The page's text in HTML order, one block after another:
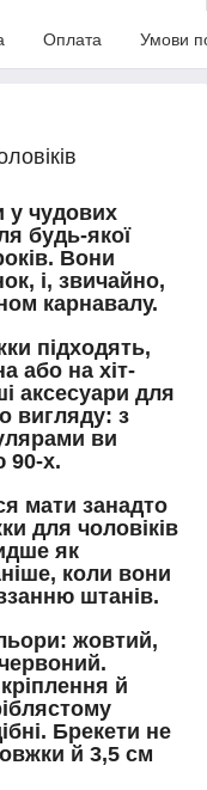
Оплата Умови
у чудових
будь-якої
Вони
і, звичайно,
карнавалу.
підходять,
або на хіт-
аксесуари для
вигляду: з
ви
90-х.
мати занадто
для чоловіків
як
коли вони
штанів.
жовтий,
й
Брекети не
й 3,5 см